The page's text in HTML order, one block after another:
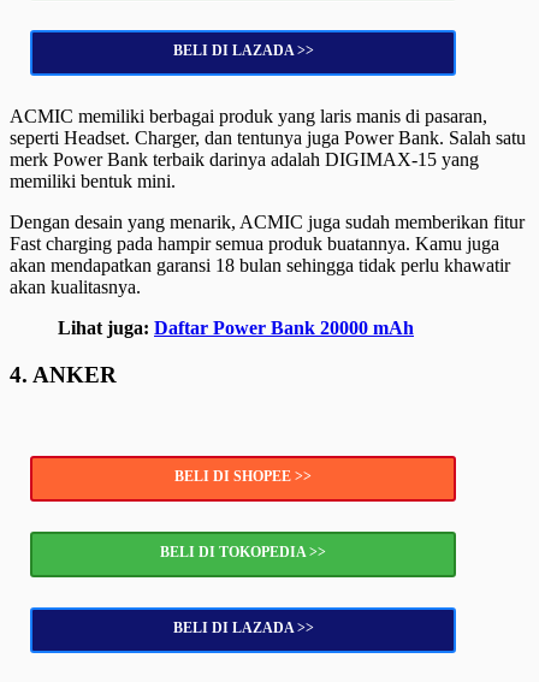
BELI DI LAZADA >>
ACMIC memiliki berbagai produk yang laris manis di pasaran,
seperti Headset. Charger, dan tentunya juga Power Bank. Salah satu
merk Power Bank terbaik darinya adalah DIGIMAX-15 yang
memiliki bentuk mini.
Dengan desain yang menarik, ACMIC juga sudah memberikan fitur
Fast charging pada hampir semua produk buatannya. Kamu juga
akan mendapatkan garansi 18 bulan sehingga tidak perlu khawatir
akan kualitasnya.
Lihat juga: Daftar Power Bank 20000 mAh
4. ANKER
BELI DI SHOPEE >>
BELI DI TOKOPEDIA >>
BELI DI LAZADA >>